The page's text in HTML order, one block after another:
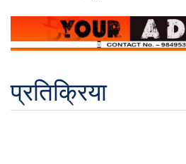
प्रतिक्रिया